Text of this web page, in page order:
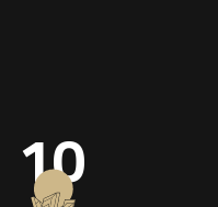
10